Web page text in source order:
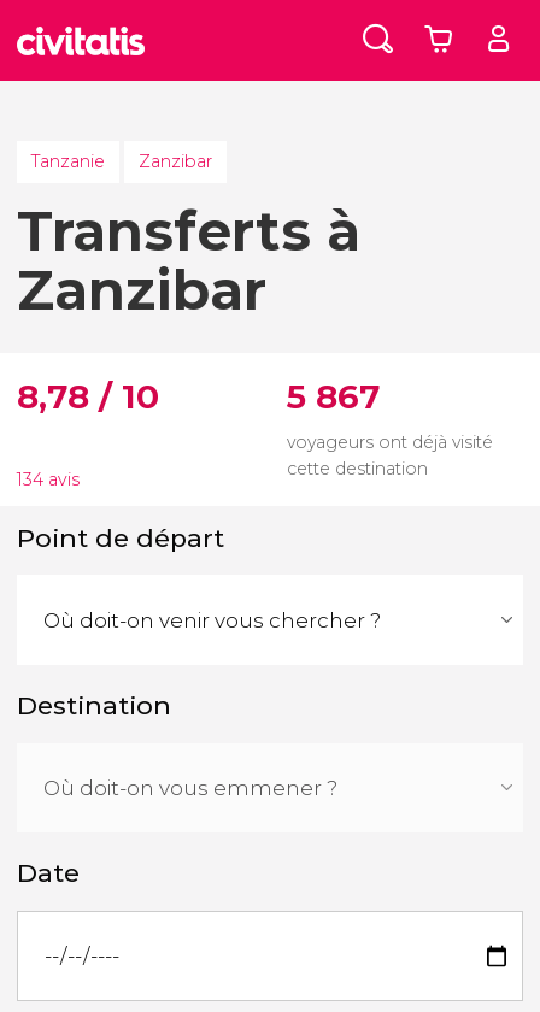
Tanzanie Zanzibar
Transferts à
Zanzibar
8,78 / 10
134 avis
5 867
voyageurs ont déjà visité
cette destination
Point de départ
Destination
Date